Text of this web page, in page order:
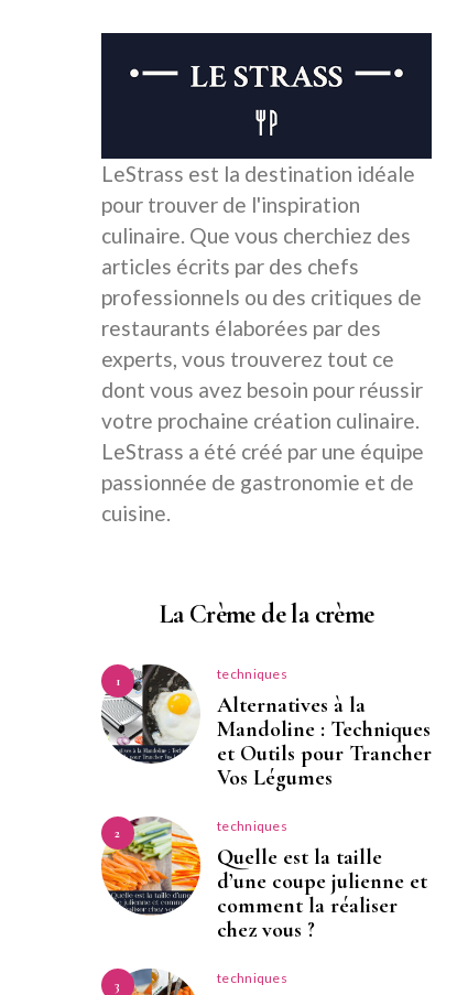
LeStrass est la destination idéale
pour trouver de l'inspiration
culinaire. Que vous cherchiez des
articles écrits par des chefs
professionnels ou des critiques de
restaurants élaborées par des
experts, vous trouverez tout ce
dont vous avez besoin pour réussir
votre prochaine création culinaire.
LeStrass a été créé par une équipe
passionnée de gastronomie et de
cuisine.
La Crème de la crème
1 techniques
Alternatives à la
Mandoline : Techniques
et Outils pour Trancher
Vos Légumes
2 techniques
Quelle est la taille
d’une coupe julienne et
comment la réaliser
chez vous ?
3 techniques